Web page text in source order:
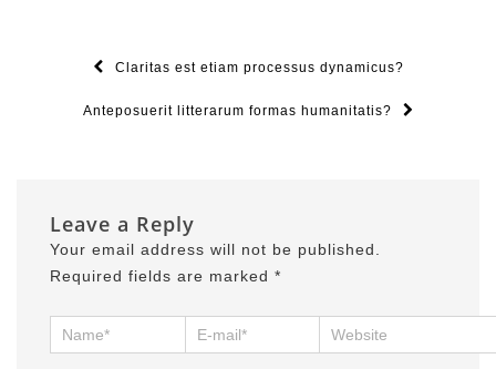
Claritas est etiam processus dynamicus?
Anteposuerit litterarum formas humanitatis?
Leave a Reply
Your email address will not be published.
Required fields are marked *